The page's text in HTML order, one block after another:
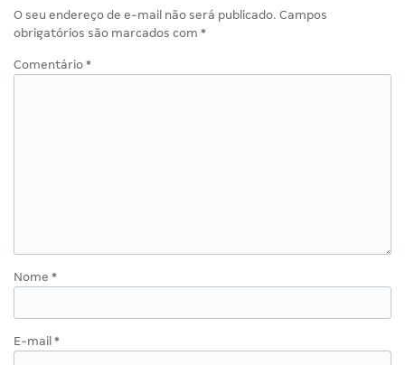
O seu endereço de e-mail não será publicado. Campos
obrigatórios são marcados com *
Comentário *
Nome *
E-mail *